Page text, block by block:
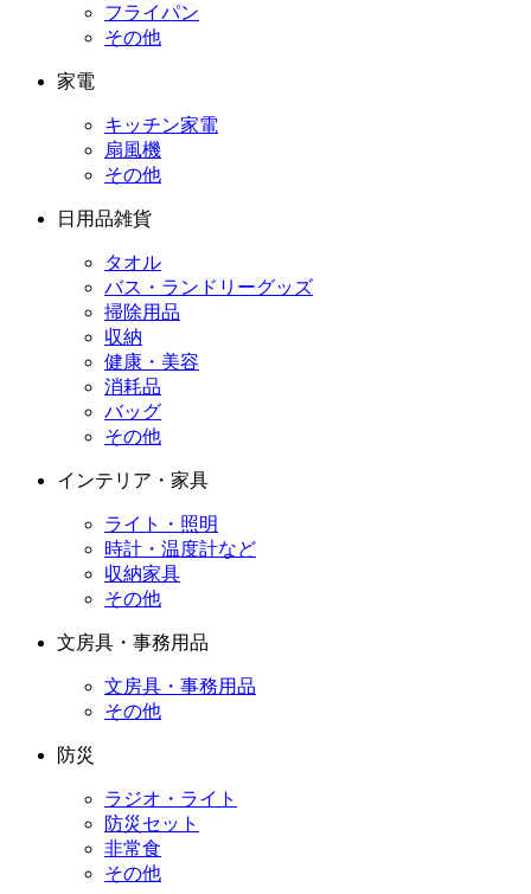
フライパン
その他
家電
キッチン家電
扇風機
その他
日用品雑貨
タオル
バス・ランドリーグッズ
掃除用品
収納
健康・美容
消耗品
バッグ
その他
インテリア・家具
ライト・照明
時計・温度計など
収納家具
その他
文房具・事務用品
文房具・事務用品
その他
防災
ラジオ・ライト
防災セット
非常食
その他